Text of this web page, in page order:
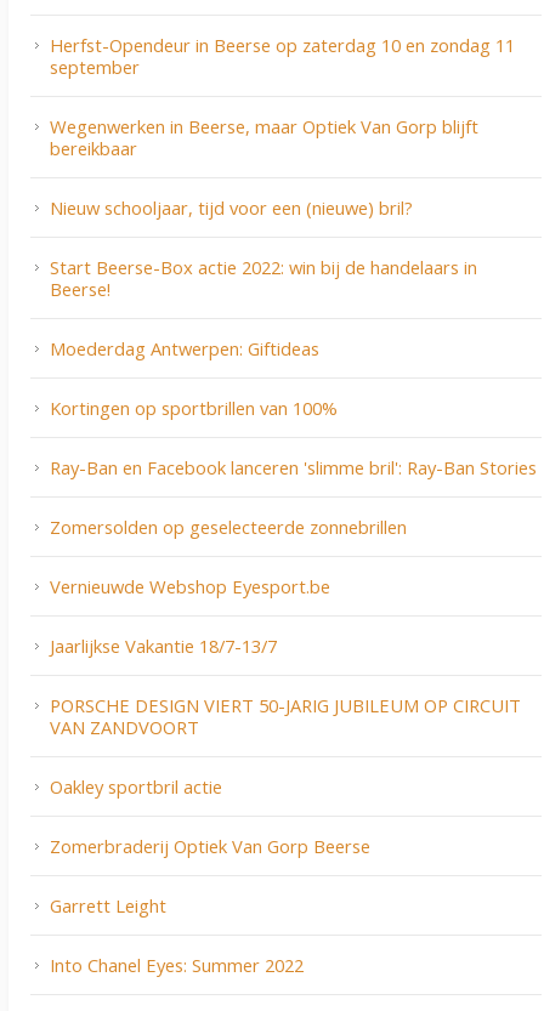
Herfst-Opendeur in Beerse op zaterdag 10 en zondag 11
september
Wegenwerken in Beerse, maar Optiek Van Gorp blijft
bereikbaar
Nieuw schooljaar, tijd voor een (nieuwe) bril?
Start Beerse-Box actie 2022: win bij de handelaars in
Beerse!
Moederdag Antwerpen: Giftideas
Kortingen op sportbrillen van 100%
Ray-Ban en Facebook lanceren 'slimme bril': Ray-Ban Stories
Zomersolden op geselecteerde zonnebrillen
Vernieuwde Webshop Eyesport.be
Jaarlijkse Vakantie 18/7-13/7
PORSCHE DESIGN VIERT 50-JARIG JUBILEUM OP CIRCUIT
VAN ZANDVOORT
Oakley sportbril actie
Zomerbraderij Optiek Van Gorp Beerse
Garrett Leight
Into Chanel Eyes: Summer 2022